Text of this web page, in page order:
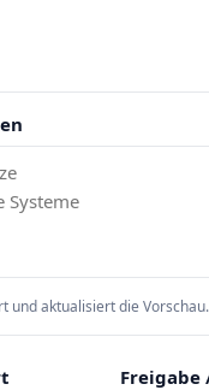
und aktualisiert die Vorschau.
Freigabe